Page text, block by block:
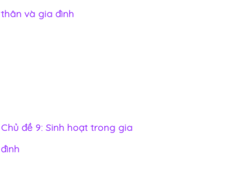
thân và gia đình
Chủ đề 9: Sinh hoạt trong gia
đình